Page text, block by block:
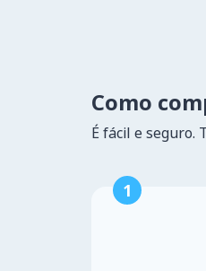
Como
É fácil e seguro.
1